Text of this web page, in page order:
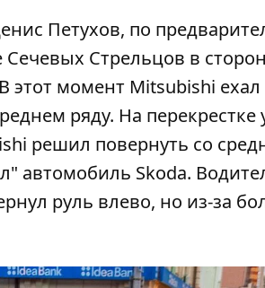
Петухов, по
Стрельцов в
этот момент Mitsubishi
ряду. На
решил повернуть со
автомобиль Skoda.
руль влево, но из-за